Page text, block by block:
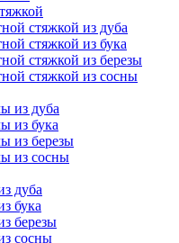
стяжкой из дуба
стяжкой из бука
стяжкой из березы
стяжкой из сосны
из дуба
из бука
из березы
из сосны
дуба
бука
березы
сосны